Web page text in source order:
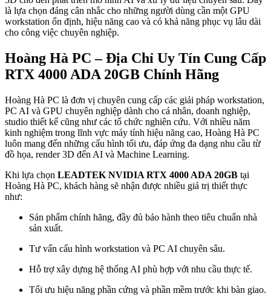
là lựa chọn đáng cân nhắc cho những người dùng cần một GPU
workstation ổn định, hiệu năng cao và có khả năng phục vụ lâu dài
cho công việc chuyên nghiệp.
Hoàng Hà PC – Địa Chỉ Uy Tín Cung Cấp
RTX 4000 ADA 20GB Chính Hãng
Hoàng Hà PC là đơn vị chuyên cung cấp các giải pháp workstation,
PC AI và GPU chuyên nghiệp dành cho cá nhân, doanh nghiệp,
studio thiết kế cũng như các tổ chức nghiên cứu. Với nhiều năm
kinh nghiệm trong lĩnh vực máy tính hiệu năng cao, Hoàng Hà PC
luôn mang đến những cấu hình tối ưu, đáp ứng đa dạng nhu cầu từ
đồ họa, render 3D đến AI và Machine Learning.
Khi lựa chọn LEADTEK NVIDIA RTX 4000 ADA 20GB tại
Hoàng Hà PC, khách hàng sẽ nhận được nhiều giá trị thiết thực
như:
Sản phẩm chính hãng, đầy đủ bảo hành theo tiêu chuẩn nhà
sản xuất.
Tư vấn cấu hình workstation và PC AI chuyên sâu.
Hỗ trợ xây dựng hệ thống AI phù hợp với nhu cầu thực tế.
Tối ưu hiệu năng phần cứng và phần mềm trước khi bàn giao.